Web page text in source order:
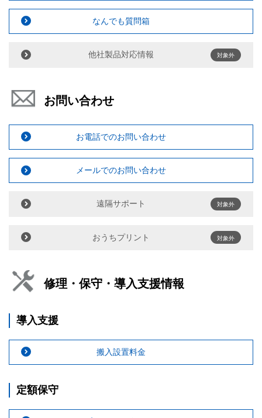
なんでも質問箱
他社製品対応情報 対象外
お問い合わせ
お電話でのお問い合わせ
メールでのお問い合わせ
遠隔サポート 対象外
おうちプリント 対象外
修理・保守・導入支援情報
導入支援
搬入設置料金
定額保守